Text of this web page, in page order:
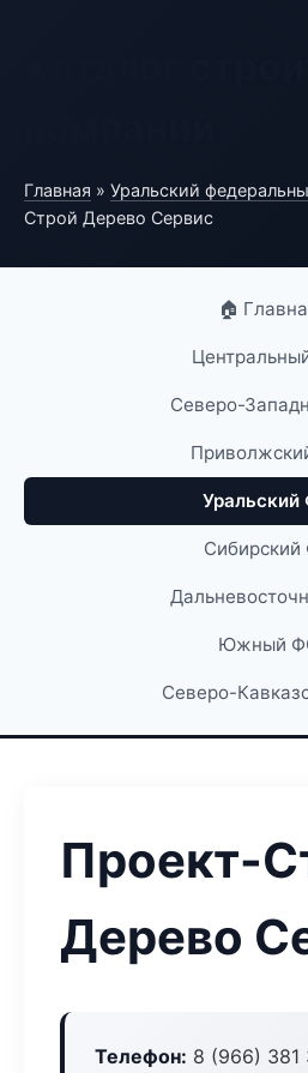
Главная » Уральский
Строй Дерево Сервис
🏠
Северо-
Южный
Северо-
Проект-
Дерево
Телефон: 8 (966) 381